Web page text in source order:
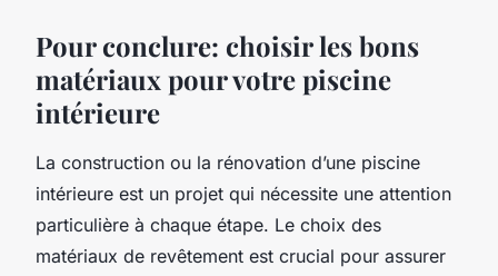
Pour conclure: choisir les bons
matériaux pour votre piscine
intérieure
La construction ou la rénovation d’une piscine
intérieure est un projet qui nécessite une attention
particulière à chaque étape. Le choix des
matériaux de revêtement est crucial pour assurer